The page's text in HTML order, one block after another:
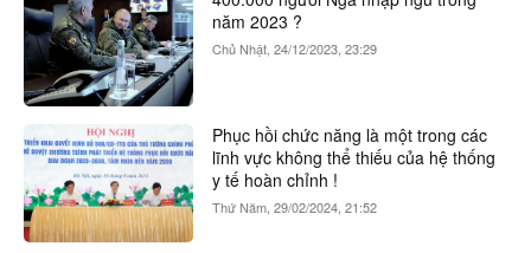
năm 2023 ?
Chủ Nhật, 24/12/2023, 23:29
Phục hồi chức năng là một trong các
lĩnh vực không thể thiếu của hệ thống
y tế hoàn chỉnh !
Thứ Năm, 29/02/2024, 21:52